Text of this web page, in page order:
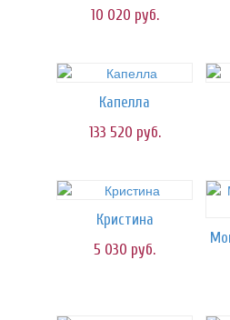
10 020 руб.
Капелла
133 520 руб.
Кристина
5 030 руб.